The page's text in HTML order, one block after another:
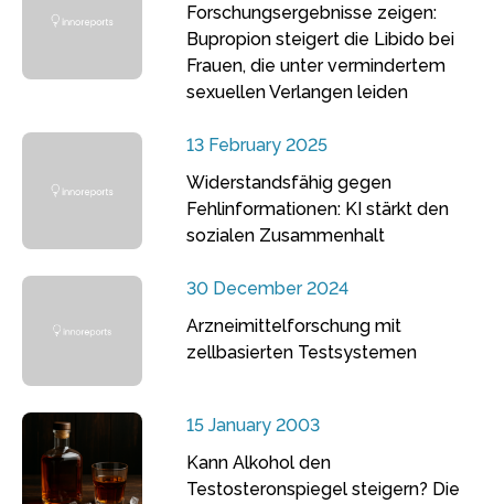
Forschungsergebnisse zeigen:
Bupropion steigert die Libido bei
Frauen, die unter vermindertem
sexuellen Verlangen leiden
13 February 2025
Widerstandsfähig gegen
Fehlinformationen: KI stärkt den
sozialen Zusammenhalt
30 December 2024
Arzneimittelforschung mit
zellbasierten Testsystemen
15 January 2003
Kann Alkohol den
Testosteronspiegel steigern? Die